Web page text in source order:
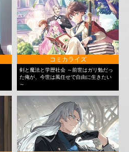
コミカライズ
剣と魔法と学歴社会 ～前世はガリ勉だっ
た俺が、今世は風任せで自由に生きたい
～